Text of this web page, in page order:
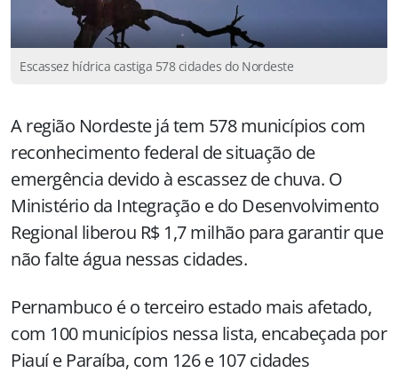
Escassez hídrica castiga 578 cidades do Nordeste
A região Nordeste já tem 578 municípios com
reconhecimento federal de situação de
emergência devido à escassez de chuva. O
Ministério da Integração e do Desenvolvimento
Regional liberou R$ 1,7 milhão para garantir que
não falte água nessas cidades.
Pernambuco é o terceiro estado mais afetado,
com 100 municípios nessa lista, encabeçada por
Piauí e Paraíba, com 126 e 107 cidades